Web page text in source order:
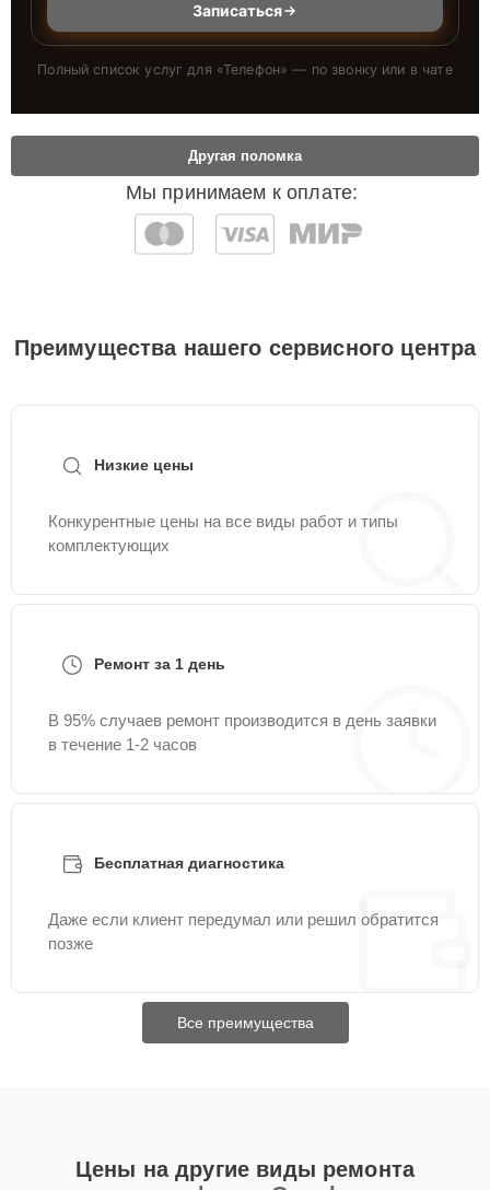
Записаться
Полный список услуг для «Телефон» — по звонку или в чате
Мы принимаем к оплате:
Другая поломка
Преимущества нашего сервисного центра
Низкие цены
Конкурентные цены на все виды работ и типы
комплектующих
Ремонт за 1 день
В 95% случаев ремонт производится в день заявки
в течение 1-2 часов
Бесплатная диагностика
Даже если клиент передумал или решил обратится
позже
Все преимущества
Цены на другие виды ремонта